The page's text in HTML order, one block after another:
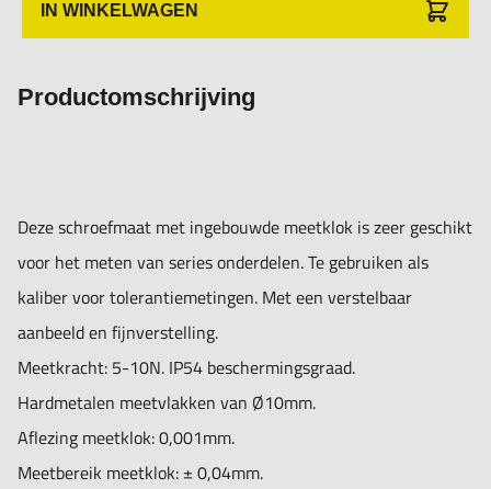
IN WINKELWAGEN
Productomschrijving
Deze schroefmaat met ingebouwde meetklok is zeer geschikt
voor het meten van series onderdelen. Te gebruiken als
kaliber voor tolerantiemetingen. Met een verstelbaar
aanbeeld en fijnverstelling.
Meetkracht: 5-10N. IP54 beschermingsgraad.
Hardmetalen meetvlakken van Ø10mm.
Aflezing meetklok: 0,001mm.
Meetbereik meetklok: ± 0,04mm.